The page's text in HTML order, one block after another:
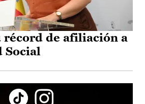
récord de afiliación a
Social